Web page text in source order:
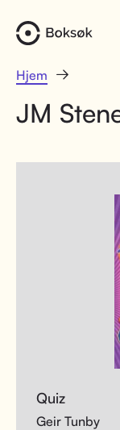
Hjem
JM
Quiz
Geir Tunby